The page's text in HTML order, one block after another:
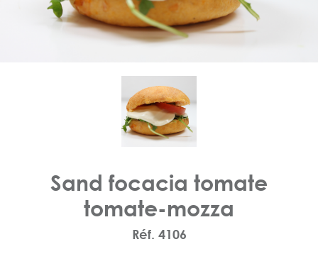
Sand focacia tomate
tomate-mozza
Réf. 4106